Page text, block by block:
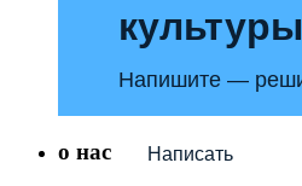
Напишите —
Написать
о нас